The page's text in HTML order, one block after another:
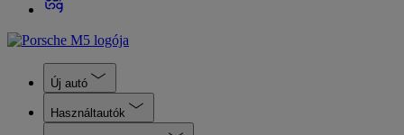
Új autó
Használtautók